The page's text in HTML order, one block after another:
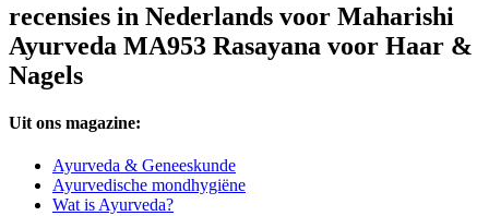
recensies in Nederlands voor Maharishi
Ayurveda MA953 Rasayana voor Haar &
Nagels
Uit ons magazine:
Ayurveda & Geneeskunde
Ayurvedische mondhygiëne
Wat is Ayurveda?